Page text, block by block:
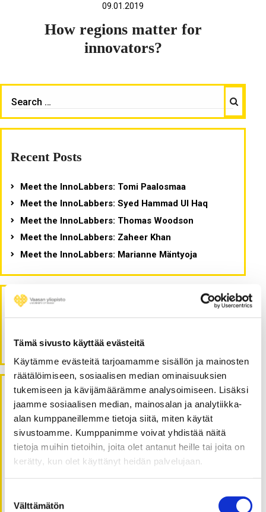
Tämä sivusto käyttää evästeitä
Käytämme evästeitä tarjoamamme sisällön ja mainosten
räätälöimiseen, sosiaalisen median ominaisuuksien
tukemiseen ja kävijämäärämme analysoimiseen. Lisäksi
jaamme sosiaalisen median, mainosalan ja analytiikka-
alan kumppaneillemme tietoja siitä, miten käytät
sivustoamme. Kumppanimme voivat yhdistää näitä
tietoja muihin tietoihin, joita olet antanut heille tai joita on
kerätty, kun olet käyttänyt heidän palvelujaan.
valinta
Välttämätön
09.01.2019
How regions matter for
innovators?
FOR:
Recent Posts
Meet the InnoLabbers: Tomi Paalosmaa
Meet the InnoLabbers: Syed Hammad Ul Haq
Meet the InnoLabbers: Thomas Woodson
Meet the InnoLabbers: Zaheer Khan
Meet the InnoLabbers: Marianne Mäntyoja
brunoon Meet the InnoLabbers: Anna Kietz
Archives
January 2023
December 2022
November 2022
June 2022